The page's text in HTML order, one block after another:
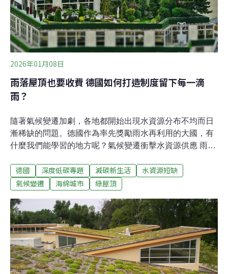
2026年01月08日
雨落屋頂也要收費 德國如何打造制度留下每一滴
雨？
隨著氣候變遷加劇，各地都開始出現水資源分布不均而日
漸稀缺的問題。德國作為率先獎勵雨水再利用的大國，有
什麼我們能學習的地方呢？氣候變遷衝擊水資源供應 雨水
定，適合人們居住，然而，隨著氣候變遷的影響增加，水
資源短缺和乾旱發生頻率及範圍擴大，水資源短缺的問題
指出，歐洲水資源正面臨日益嚴重的污染和過度使用壓
力，而氣候變遷讓水資源取得和管理更具挑戰性，每年歐
洲已有超過40%的人口受到水資源壓力的影響，同時還可
能造成死亡和數十億歐元的經濟損失。在這樣的情況下，
如何有效運用日漸稀缺的水資源，就成了各國政府需要思
考的問題，同樣面臨旱災困境的德國政府開始積極推動城
德國 深度低碳專題 減碳新生活
水資源短缺
氣候變遷
海綿城市 綠屋頂